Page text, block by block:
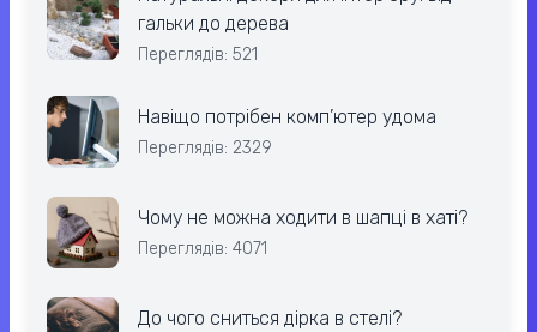
гальки до дерева
Переглядів: 521
Навіщо потрібен комп’ютер удома
Переглядів: 2329
Чому не можна ходити в шапці в хаті?
Переглядів: 4071
До чого сниться дірка в стелі?